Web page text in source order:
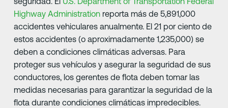
Highway Administrationreporta más de 5,891,000
accidentes vehiculares anualmente. El 21 por ciento de
estos accidentes (o aproximadamente 1,235,000) se
deben a condiciones climáticas adversas. Para
proteger sus vehículos y asegurar la seguridad de sus
conductores, los gerentes de flota deben tomar las
medidas necesarias para garantizar la seguridad de la
flota durante condiciones climáticas impredecibles.